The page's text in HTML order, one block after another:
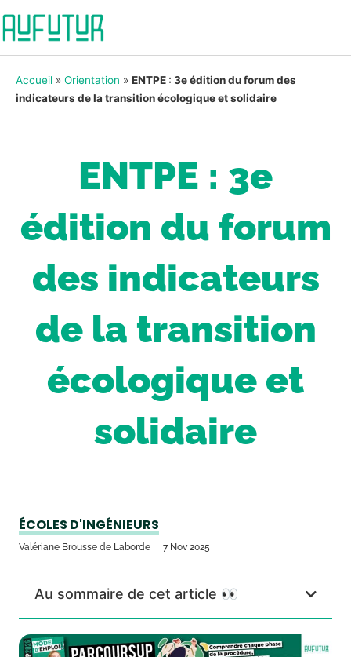
Accueil » Orientation » ENTPE : 3e édition du forum des
indicateurs de la transition écologique et solidaire
ENTPE : 3e
édition du forum
des indicateurs
de la transition
écologique et
solidaire
ÉCOLES D'INGÉNIEURS
Valériane Brousse de Laborde 7 Nov 2025
Au sommaire de cet article 👀